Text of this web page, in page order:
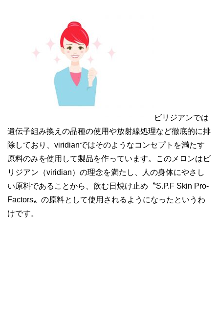
ビリジアンでは
遺伝子組み換えの品種の使用や放射線処理など徹底的に排
除しており、viridianではそのようなコンセプトを満たす
原料のみを使用して製品を作っています。このメロンはビ
リジアン（viridian）の理念を満たし、人の身体にやさし
い原料であることから、飲む日焼け止め〝S.P.F Skin Pro-
Factors〟の原料として使用されるようになったというわ
けです。